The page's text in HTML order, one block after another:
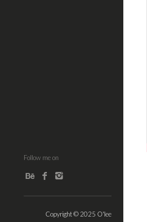
Follow me on
Copyright © 2025 O'lee